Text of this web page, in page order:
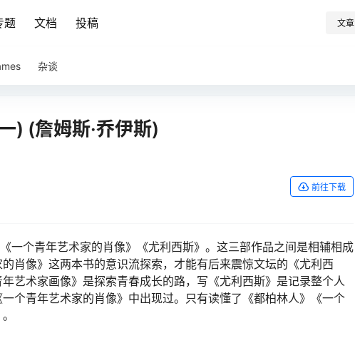
题 文档 投稿 文章
杂谈
) (詹姆斯·乔伊斯)
前往下载
一个青年艺术家的肖像》《尤利西斯》。这三部作品之间是相辅相成
肖像》这两本书的意识流探索，才能有后来震惊文坛的《尤利西
艺术家画像》是探索青春成长的路，写《尤利西斯》是记录整个人
个青年艺术家的肖像》中出现过。只有读懂了《都柏林人》《一个